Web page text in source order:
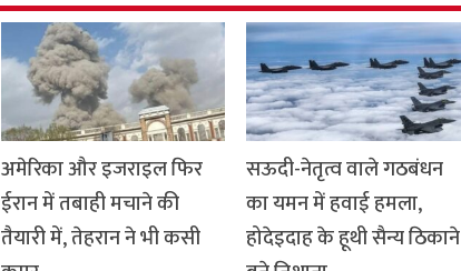
अमेरिका और इजराइल फिर
ईरान में तबाही मचाने की
तैयारी में, तेहरान ने भी कसी
सऊदी-नेतृत्व वाले गठबंधन
का यमन में हवाई हमला,
होदेइदाह के हूथी सैन्य ठिकाने